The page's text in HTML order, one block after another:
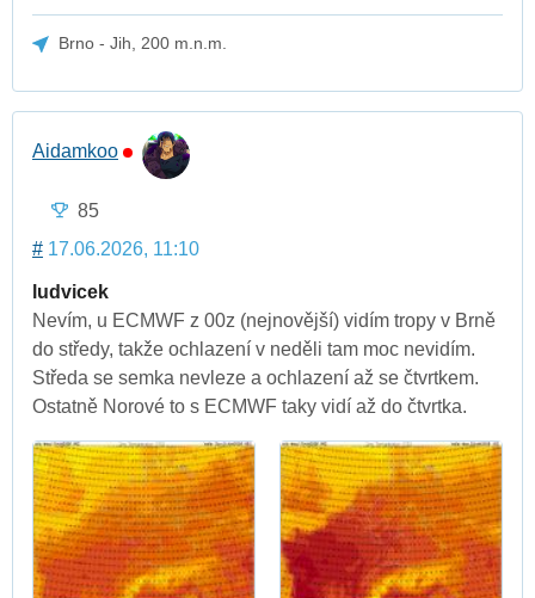
Brno - Jih, 200 m.n.m.
Aidamkoo
85
# 17.06.2026, 11:10
ludvicek
Nevím, u ECMWF z 00z (nejnovější) vidím tropy v Brně
do středy, takže ochlazení v neděli tam moc nevidím.
Středa se semka nevleze a ochlazení až se čtvrtkem.
Ostatně Norové to s ECMWF taky vidí až do čtvrtka.